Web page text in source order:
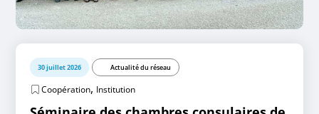
30 juillet 2026 Actualité du réseau
Coopération, Institution